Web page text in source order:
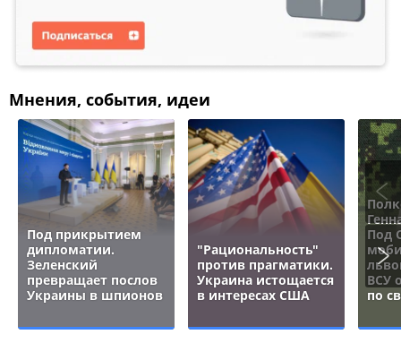
Мнения, события, идеи
Под прикрытием
дипломатии.
Зеленский
превращает послов
Украины в шпионов
"Рациональность"
против прагматики.
Украина истощается
в интересах США
Под
ВСУ
по